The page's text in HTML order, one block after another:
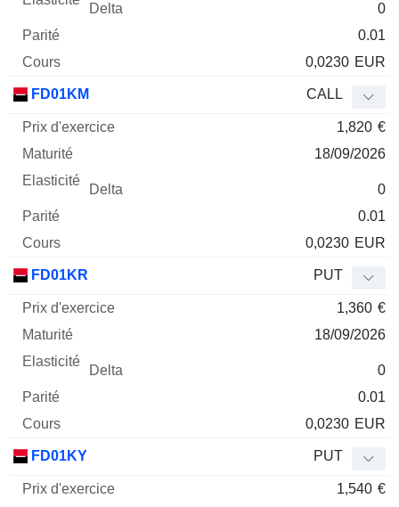
0
0.01
0,0230 EUR
FD01KM CALL
1,820 €
18/09/2026
0
0.01
0,0230 EUR
FD01KR PUT
1,360 €
18/09/2026
0
0.01
0,0230 EUR
FD01KY PUT
1,540 €